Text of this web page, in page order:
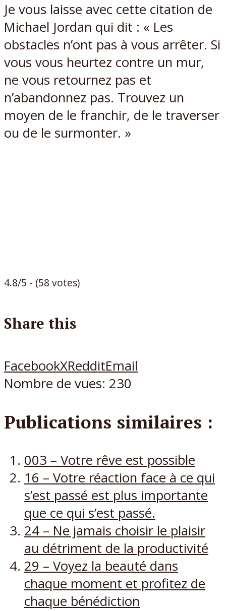
Je vous laisse avec cette citation de
Michael Jordan qui dit : « Les
obstacles n’ont pas à vous arrêter. Si
vous vous heurtez contre un mur,
ne vous retournez pas et
n’abandonnez pas. Trouvez un
moyen de le franchir, de le traverser
ou de le surmonter. »
4.8/5 - (58 votes)
Share this
FacebookXRedditEmail
Nombre de vues: 230
Publications similaires :
003 – Votre rêve est possible
16 – Votre réaction face à ce qui
s’est passé est plus importante
que ce qui s’est passé.
24 – Ne jamais choisir le plaisir
au détriment de la productivité
29 – Voyez la beauté dans
chaque moment et profitez de
chaque bénédiction